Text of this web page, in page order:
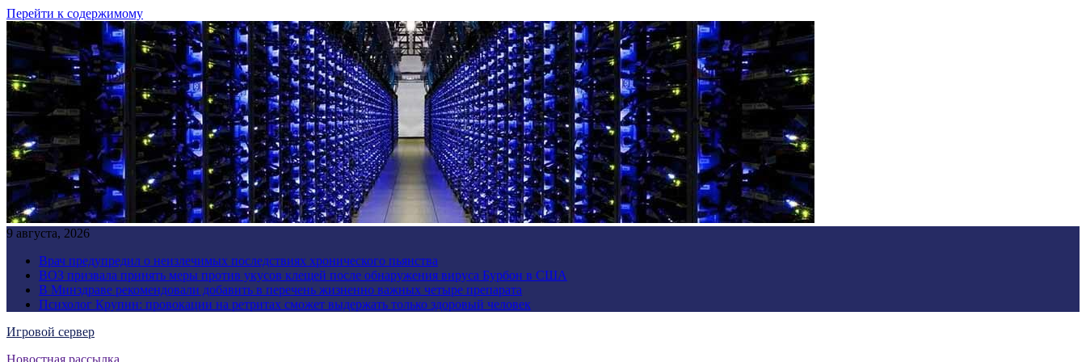
Перейти к содержимому
9 августа, 2026
Врач предупредил о неизлечимых последствиях хронического пьянства
ВОЗ призвала принять меры против укусов клещей после обнаружения вируса Бурбон в США
В Минздраве рекомендовали добавить в перечень жизненно важных четыре препарата
Психолог Крупин: провокации на ретритах сможет выдержать только здоровый человек
Игровой сервер
Новостная рассылка